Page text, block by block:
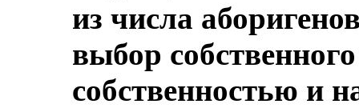
из числа
выбор
собственностью и